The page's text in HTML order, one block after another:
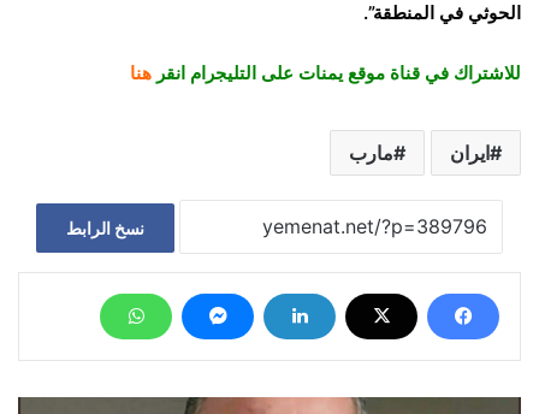
الحوثي في المنطقة”.
للاشتراك في قناة موقع يمنات على التليجرام انقر هنا
ايران مارب
نسخ الرابط